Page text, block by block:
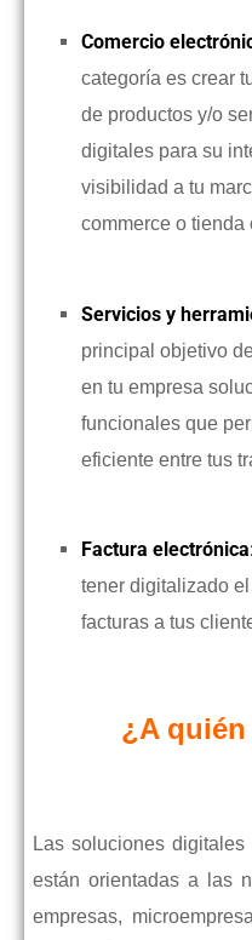
Comercio
categoría es crear
de productos y/o
digitales para su
visibilidad a tu
commerce o tienda
Servicios y
principal objetivo
en tu empresa
funcionales que
eficiente entre tus
Factura electrónica:
tener digitalizado
facturas a tus
¿A
Las soluciones
están orientadas a las
empresas,